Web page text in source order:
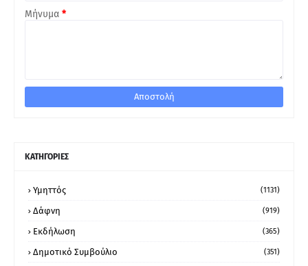
Μήνυμα *
ΚΑΤΗΓΟΡΙΕΣ
Υμηττός (1131)
Δάφνη (919)
Εκδήλωση (365)
Δημοτικό Συμβούλιο (351)